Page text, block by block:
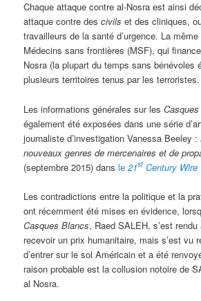
Chaque attaque contre al-Nosra est ainsi
attaque contre descivils et des cliniques,
travailleurs de la santé d’urgence. La
Médecins sans frontières (MSF), qui
Nosra (la plupart du temps sans bénévoles
plusieurs territoires tenus par les terroristes.
Les informations générales sur les
également été exposées dans une série
journaliste d’investigation Vanessa Beeley :
nouveaux genres de mercenaires et de
(septembre 2015) dansle21st Century Wire
Les contradictions entre la politique et la
ont récemment été mises en évidence,
Casques Blancs, Raed SALEH, s’est
recevoir un prix humanitaire, mais s’est vu
d’entrer sur le sol Américain et a été
raison probable est la collusion notoire de
al Nosra.